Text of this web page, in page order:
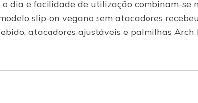
dia e facilidade de utilização combinam-se
slip-on vegano sem atacadores
atacadores ajustáveis e palmilhas